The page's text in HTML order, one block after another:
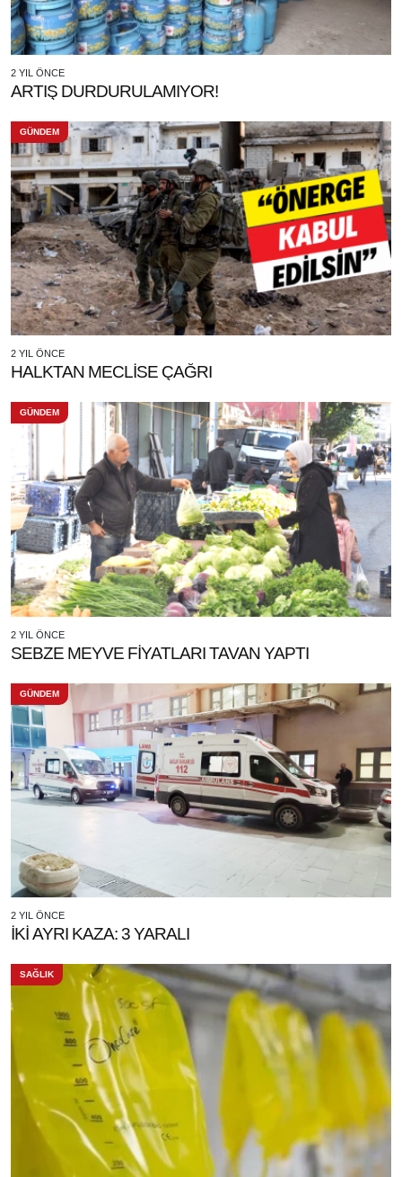
2 YIL ÖNCE
ARTIŞ DURDURULAMIYOR!
GÜNDEM
2 YIL ÖNCE
HALKTAN MECLİSE ÇAĞRI
GÜNDEM
2 YIL ÖNCE
SEBZE MEYVE FİYATLARI TAVAN YAPTI
GÜNDEM
2 YIL ÖNCE
İKİ AYRI KAZA: 3 YARALI
SAĞLIK